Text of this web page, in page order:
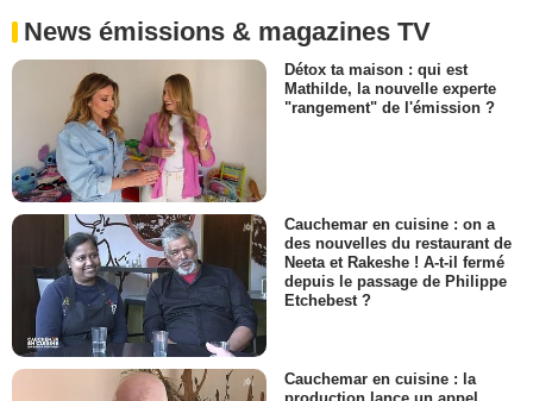
News émissions & magazines TV
Détox ta maison : qui est
Mathilde, la nouvelle experte
"rangement" de l'émission ?
Cauchemar en cuisine : on a
des nouvelles du restaurant de
Neeta et Rakeshe ! A-t-il fermé
depuis le passage de Philippe
Etchebest ?
Cauchemar en cuisine : la